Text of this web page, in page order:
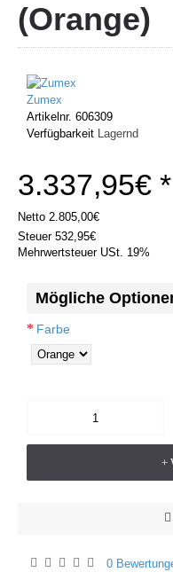
(Orange)
Zumex
Artikelnr. 606309
Verfügbarkeit Lagernd
3.337,95€ *
Netto 2.805,00€
Steuer 532,95€
Mehrwertsteuer USt. 19%
Mögliche
Farbe
+
0